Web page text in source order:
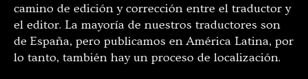
camino de edición y corrección entre el traductor y
el editor. La mayoría de nuestros traductores son
de España, pero publicamos en América Latina, por
lo tanto, también hay un proceso de localización.